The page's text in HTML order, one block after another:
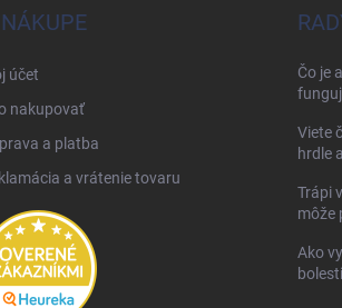
účet
nakupovať
a platba
a vrátenie tovaru
Čo je
Viete
hrdle
Trápi
môže
Ako